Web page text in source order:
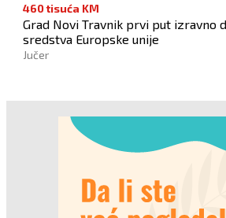
460 tisuća KM
Grad Novi Travnik prvi put izravno
sredstva Europske unije
Jučer